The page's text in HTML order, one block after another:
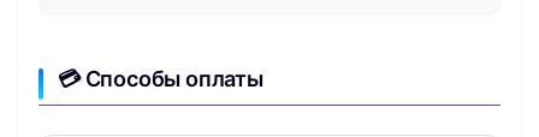
💳 Способы оплаты